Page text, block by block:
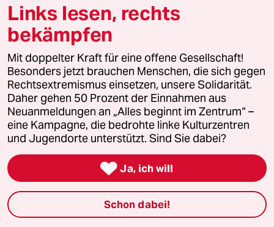
Verfassungmäßig garantierten Rechte der
jüngeren Generation.!!
Ich finde es daher auch nur allzu verständlich,
dass die LG für ihr Recht einsteht. Wer das
nicht wahrhaben möchte, bringt damit eine
bedenkliche Haltung zur Generationen
Gerechtigkeit zum Ausdruck...eine Form der
Selbstgerechtigkeit, die ich nur als schändlich
bezeichnen kann..
Für mich werden die Aktivisten immer mehr zu
den Bewohnern des berühmten gallischen
besser und vor allem offensiver zu
Links lesen, rechts
bekämpfen
Mit doppelter Kraft für eine offene Gesellschaft!
Besonders jetzt brauchen Menschen, die sich gegen
Rechtsextremismus einsetzen, unsere Solidarität.
Daher gehen 50 Prozent der Einnahmen aus
Neuanmeldungen an „Alles beginnt im Zentrum“ –
eine Kampagne, die bedrohte linke Kulturzentren
und Jugendorte unterstützt. Sind Sie dabei?
 Ja, ich will
Schon dabei!